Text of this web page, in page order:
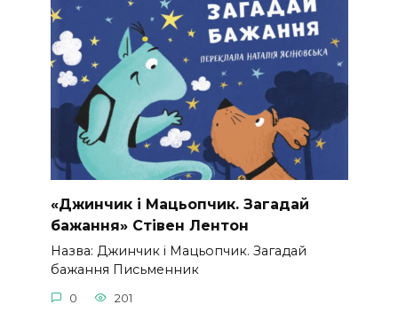
«Джинчик і Мацьопчик. Загадай
бажання» Стівен Лентон
Назва: Джинчик і Мацьопчик. Загадай
бажання Письменник
0 201